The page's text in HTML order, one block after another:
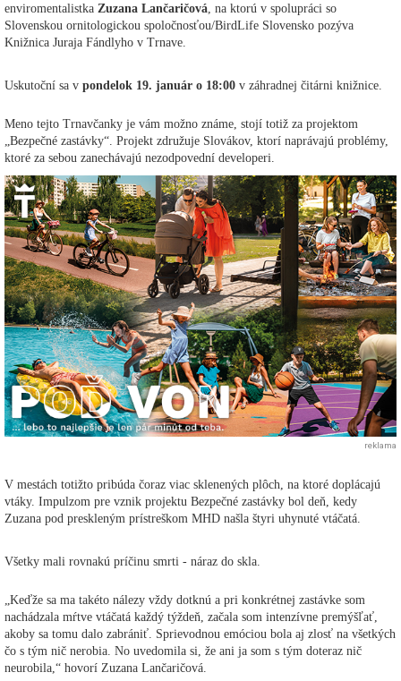
enviromentalistka Zuzana Lančaričová , na ktorú v spolupráci so
Slovenskou ornitologickou spoločnosťou/BirdLife Slovensko pozýva
Knižnica Juraja Fándlyho v Trnave.
Uskutoční sa v pondelok 19. január o 18:00 v záhradnej čitárni knižnice.
Meno tejto Trnavčanky je vám možno známe, stojí totiž za projektom
„Bezpečné zastávky“. Projekt združuje Slovákov, ktorí naprávajú problémy,
ktoré za sebou zanechávajú nezodpovední developeri.
reklama
V mestách totižto pribúda čoraz viac sklenených plôch, na ktoré doplácajú
vtáky. Impulzom pre vznik projektu Bezpečné zastávky bol deň, kedy
Zuzana pod preskleným prístreškom MHD našla štyri uhynuté vtáčatá.
Všetky mali rovnakú príčinu smrti - náraz do skla.
„Keďže sa ma takéto nálezy vždy dotknú a pri konkrétnej zastávke som
nachádzala mŕtve vtáčatá každý týždeň, začala som intenzívne premýšľať,
akoby sa tomu dalo zabrániť. Sprievodnou emóciou bola aj zlosť na všetkých
čo s tým nič nerobia. No uvedomila si, že ani ja som s tým doteraz nič
neurobila,“ hovorí Zuzana Lančaričová.